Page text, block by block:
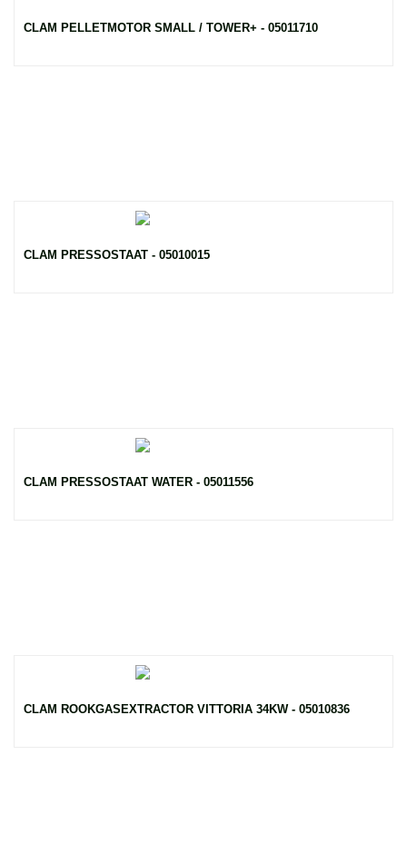
CLAM PELLETMOTOR SMALL / TOWER+ - 05011710
CLAM PRESSOSTAAT - 05010015
CLAM PRESSOSTAAT WATER - 05011556
CLAM ROOKGASEXTRACTOR VITTORIA 34KW - 05010836